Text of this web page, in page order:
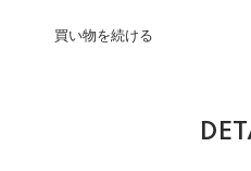
買い物を続ける